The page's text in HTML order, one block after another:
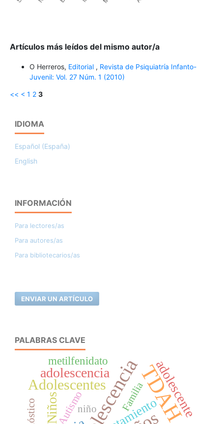
Artículos más leídos del mismo autor/a
O Herreros, Editorial , Revista de Psiquiatría Infanto-
Juvenil: Vol. 27 Núm. 1 (2010)
<< < 1 2 3
IDIOMA
Español (España)
English
INFORMACIÓN
Para lectores/as
Para autores/as
Para bibliotecarios/as
ENVIAR UN ARTÍCULO
PALABRAS CLAVE
TDAH
Adolescentes
adolescencia
Niños adolescente
metilfenidato
Autismo Familia
niño